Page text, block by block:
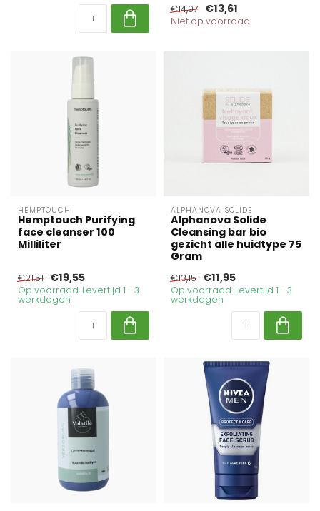
€14,97 €13,61
Niet op voorraad
HEMPTOUCH
Hemptouch Purifying
face cleanser 100
Milliliter
€21,51 €19,55
Op voorraad. Levertijd 1 - 3
werkdagen
ALPHANOVA SOLIDE
Alphanova Solide
Cleansing bar bio
gezicht alle huidtype 75
Gram
€13,15 €11,95
Op voorraad. Levertijd 1 - 3
werkdagen